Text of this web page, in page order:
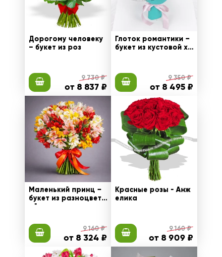
Дорогому человеку
– букет из роз
9 730 ₽
от 8 837 ₽
Глоток романтики –
букет из кустовой хр
9 350 ₽
от 8 495 ₽
Маленький принц –
букет из разноцветн
ой альстромерии
9 160 ₽
от 8 324 ₽
Красные розы - Анж
елика
9 160 ₽
от 8 909 ₽